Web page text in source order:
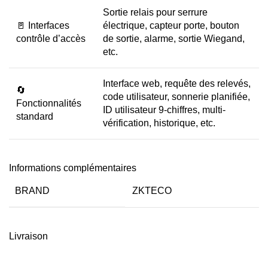
🚪 Interfaces
contrôle d’accès
Sortie relais pour serrure
électrique, capteur porte, bouton
de sortie, alarme, sortie Wiegand,
etc.
🔄
Fonctionnalités
standard
Interface web, requête des relevés,
code utilisateur, sonnerie planifiée,
ID utilisateur 9-chiffres, multi-
vérification, historique, etc.
Informations complémentaires
BRAND ZKTECO
Livraison